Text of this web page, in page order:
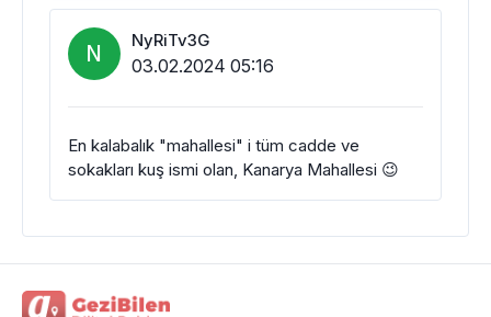
N NyRiTv3G
03.02.2024 05:16
En kalabalık "mahallesi" i tüm cadde ve
sokakları kuş ismi olan, Kanarya Mahallesi 😉